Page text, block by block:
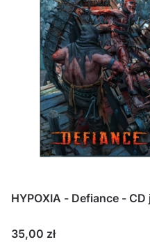
HYPOXIA - Defiance -
Cena
35,00 zł